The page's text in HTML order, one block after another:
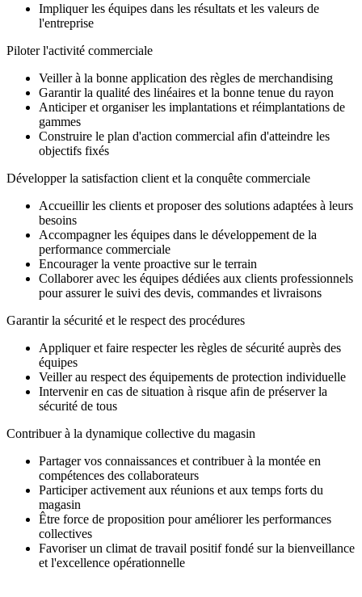
Impliquer les équipes dans les résultats et les valeurs de
l'entreprise
Piloter l'activité commerciale
Veiller à la bonne application des règles de merchandising
Garantir la qualité des linéaires et la bonne tenue du rayon
Anticiper et organiser les implantations et réimplantations de
gammes
Construire le plan d'action commercial afin d'atteindre les
objectifs fixés
Développer la satisfaction client et la conquête commerciale
Accueillir les clients et proposer des solutions adaptées à leurs
besoins
Accompagner les équipes dans le développement de la
performance commerciale
Encourager la vente proactive sur le terrain
Collaborer avec les équipes dédiées aux clients professionnels
pour assurer le suivi des devis, commandes et livraisons
Garantir la sécurité et le respect des procédures
Appliquer et faire respecter les règles de sécurité auprès des
équipes
Veiller au respect des équipements de protection individuelle
Intervenir en cas de situation à risque afin de préserver la
sécurité de tous
Contribuer à la dynamique collective du magasin
Partager vos connaissances et contribuer à la montée en
compétences des collaborateurs
Participer activement aux réunions et aux temps forts du
magasin
Être force de proposition pour améliorer les performances
collectives
Favoriser un climat de travail positif fondé sur la bienveillance
et l'excellence opérationnelle